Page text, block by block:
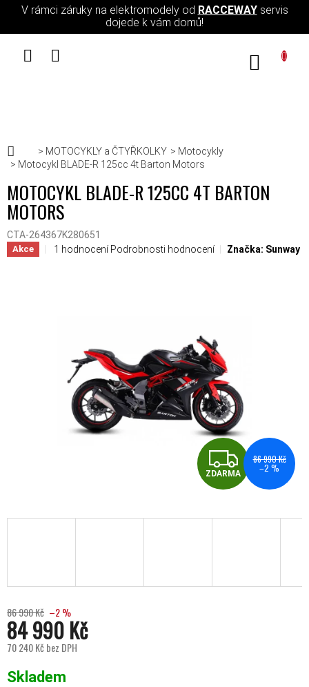
Přejít na obsah
V rámci záruky na elektromodely od RACCEWAYservis
dojede k vám domů!
Domů
MOTOCYKLY a ČTYŘKOLKY
Motocykly
Motocykl BLADE-R 125cc 4t Barton Motors
MOTOCYKL BLADE-R 125CC 4T BARTON
MOTORS
CTA-264367K280651
Akce Průměrné hodnocení produktu je 5,0 z 5 hvězdiček.
1 hodnocení Podrobnosti hodnocení Značka: Sunway
ZDARMA
86 990 Kč
–2 %
86 990 Kč –2 %
84 990 Kč
70 240 Kč bez DPH
Skladem